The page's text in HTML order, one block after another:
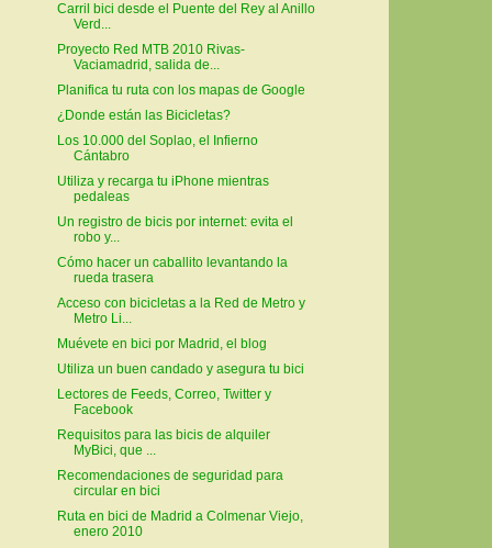
Carril bici desde el Puente del Rey al Anillo
Verd...
Proyecto Red MTB 2010 Rivas-
Vaciamadrid, salida de...
Planifica tu ruta con los mapas de Google
¿Donde están las Bicicletas?
Los 10.000 del Soplao, el Infierno
Cántabro
Utiliza y recarga tu iPhone mientras
pedaleas
Un registro de bicis por internet: evita el
robo y...
Cómo hacer un caballito levantando la
rueda trasera
Acceso con bicicletas a la Red de Metro y
Metro Li...
Muévete en bici por Madrid, el blog
Utiliza un buen candado y asegura tu bici
Lectores de Feeds, Correo, Twitter y
Facebook
Requisitos para las bicis de alquiler
MyBici, que ...
Recomendaciones de seguridad para
circular en bici
Ruta en bici de Madrid a Colmenar Viejo,
enero 2010